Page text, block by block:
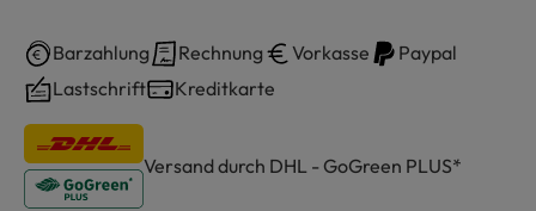
Barzahlung Rechnung Vorkasse
Paypal
Lastschrift
Kreditkarte
Versand durch DHL - GoGreen PLUS*